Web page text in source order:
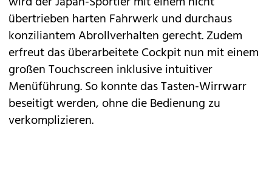
übertrieben harten Fahrwerk und durchaus
konziliantem Abrollverhalten gerecht. Zudem
erfreut das überarbeitete Cockpit nun mit einem
großen Touchscreen inklusive intuitiver
Menüführung. So konnte das Tasten-Wirrwarr
beseitigt werden, ohne die Bedienung zu
verkomplizieren.